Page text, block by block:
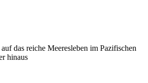
das reiche Meeresleben im Pazifischen
hinaus